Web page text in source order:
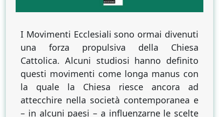
I Movimenti Ecclesiali sono ormai divenuti
una forza propulsiva della Chiesa
Cattolica. Alcuni studiosi hanno definito
questi movimenti come longa manus con
la quale la Chiesa riesce ancora ad
attecchire nella società contemporanea e
– in alcuni paesi – a influenzarne le scelte